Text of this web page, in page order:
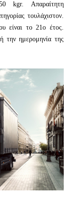
kgr. Απαραίτητη
τουλάχιστον.
είναι το 21ο έτος.
την ημερομηνία της